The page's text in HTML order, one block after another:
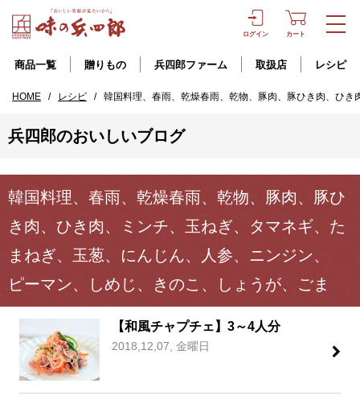
ログイン カート
商品一覧 贈りもの 兵四郎ファーム 取扱店 レシピ
HOME / レシピ / 韓国料理、春雨、乾燥春雨、乾物、豚肉、豚ひき肉、ひ
兵四郎のおいしいブログ
韓国料理、春雨、乾燥春雨、乾物、豚肉、豚ひ
き肉、ひき肉、ミンチ、玉ねぎ、タマネギ、た
まねぎ、玉葱、にんじん、人参、ニンジン、
ピーマン、しめじ、きのこ、しょうが、ごま
【和風チャプチェ】3～4人分
2018,12,07, 金曜日